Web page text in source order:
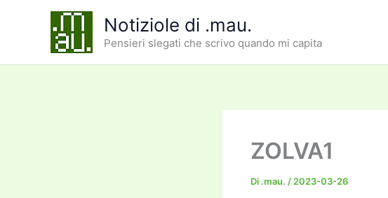
Notiziole di .mau.
Pensieri slegati che scrivo quando mi capita
ZOLVA1
Di .mau. / 2023-03-26